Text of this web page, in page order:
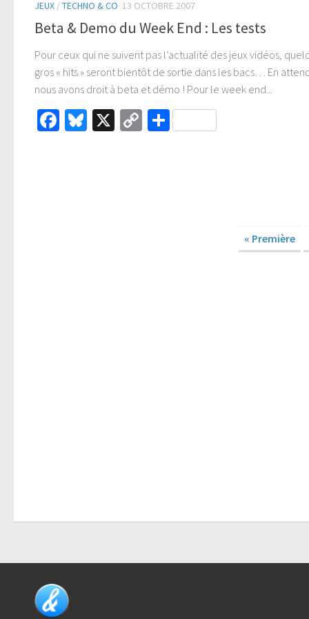
JEUX /TECHNO & CO 13 OCTOBRE 2007
Beta & Demo du Week End : Les tests
Pour ceux qui ne suivent pas l’actualité des jeux vidéos,
gros « hits » seront bientôt de sortie dans les bacs… En
nous avons droit à beta et démo ! Pour le week end...
Facebook
Bluesky
X
CopyPartager
« Première